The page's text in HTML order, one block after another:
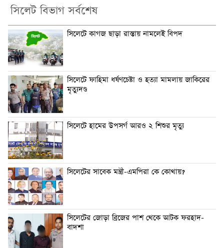
সিলেট বিভাগ সর্বশেষ
সিলেটে কাগজ ছাড়া রাস্তায় নামলেই বিপদ
সিলেটে ফাহিমা ধর্ষণচেষ্টা ও হত্যা মামলায় জাকিরের
মৃত্যুদণ্ড
সিলেটে হামের উপসর্গ আরও ২ শিশুর মৃত্যু
সিলেটের সাবেক মন্ত্রী-এমপিরা কে কোথায়?
সিলেটের জোড়া ব্রিজের পাশ থেকে আটক ফরহাদ-
বাদশা